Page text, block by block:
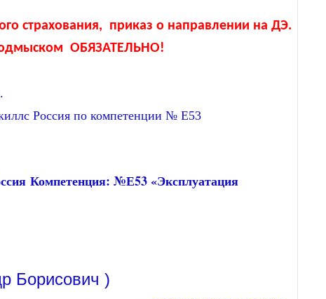
страхования, приказ о направлении на ДЭ.
ОБЯЗАТЕЛЬНО!
Россия по компетенции № Е53
Компетенция: №Е53 «Эксплуатация
Борисович )